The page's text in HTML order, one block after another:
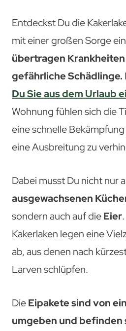
Entdeckst Du die
mit einer großen Sorge
übertragen
gefährliche Schädlinge.
Du Sie aus dem Urlaub
Wohnung fühlen sich die
eine schnelle
eine Ausbreitung zu
Dabei musst Du nicht nur
ausgewachsenen
sondern auch auf dieEier
Kakerlaken legen eine
ab, aus denen nach
Larven schlüpfen.
DieEipakete sind von
umgeben und befinden